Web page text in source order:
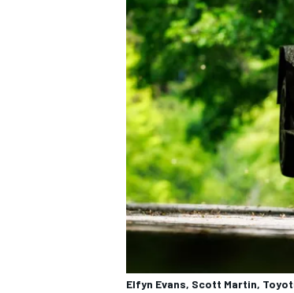
Elfyn Evans, Scott Martin,